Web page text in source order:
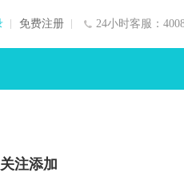
24小时客服：
免费注册
关注添加